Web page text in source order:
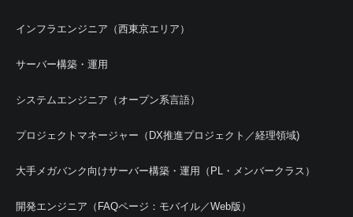
インフラエンジニア（西東京エリア）
サーバー構築・運用
システムエンジニア（オープン系言語）
プロジェクトマネージャー（DX推進プロジェクト／経理領域)
大手メガバンク向けサーバー構築・運用（PL・メンバークラス）
開発エンジニア（FAQページ：モバイル／Web版）